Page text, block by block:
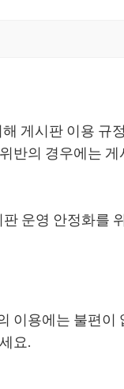
게시판 이용 규
반의 경우에는
운영 안정화를
이용에는 불편이
요.